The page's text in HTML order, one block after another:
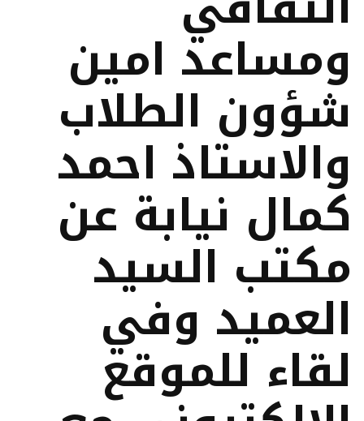
ومساعد امين
شؤون الطلاب
والاستاذ احمد
كمال نيابة عن
مكتب السيد
العميد وفي
لقاء للموقع